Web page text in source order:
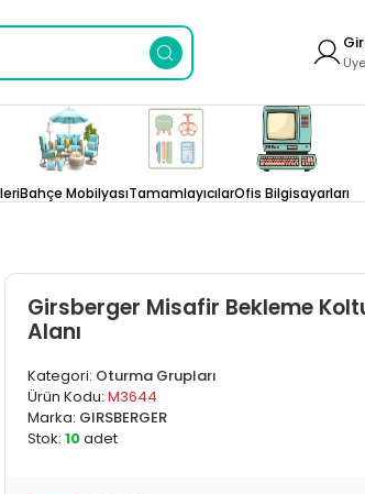
Bahçe MobilyasıTamamlayıcılarOfis Bilgisayarları
Girsberger Misafir Bekleme
Alanı
Kategori: Oturma Grupları
Ürün Kodu:M3644
Marka: GIRSBERGER
Stok:10adet